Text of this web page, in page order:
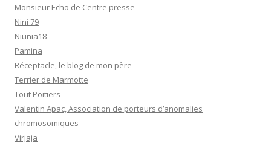
Monsieur Echo de Centre presse
Nini 79
Niunia18
Pamina
Réceptacle, le blog de mon père
Terrier de Marmotte
Tout Poitiers
Valentin Apac, Association de porteurs d’anomalies
chromosomiques
Virjaja